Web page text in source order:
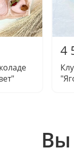
4
Вы